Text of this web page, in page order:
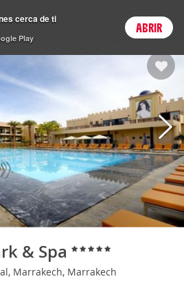
Login
& Spa
Marrakech, Marrakech
cerca de ti
Play
ABRIR